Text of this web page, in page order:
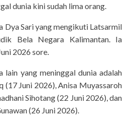
dunia kini sudah lima orang.
Dya Sari yang mengikuti Latsarmil
Bela Negara Kalimantan. Ia
2026 sore.
lain yang meninggal dunia adalah
(17 Juni 2026), Anisa Muyassaroh
Sihotang (22 Juni 2026), dan
(26 Juni 2026).